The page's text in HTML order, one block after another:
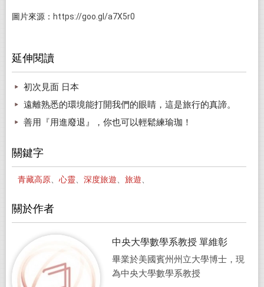
圖片來源： https://goo.gl/a7X5r0
延伸閱讀
初次見面 日本
遠離熟悉的環境能打開我們的眼睛，這是旅行的真諦。
善用『用進廢退』，你也可以輕鬆練瑜珈！
關鍵字
青藏高原、 心靈、 深度旅遊、 旅遊、
關於作者
中央大學數學系教授 單維彰
畢業於美國賓州州立大學博士，現
為中央大學數學系教授